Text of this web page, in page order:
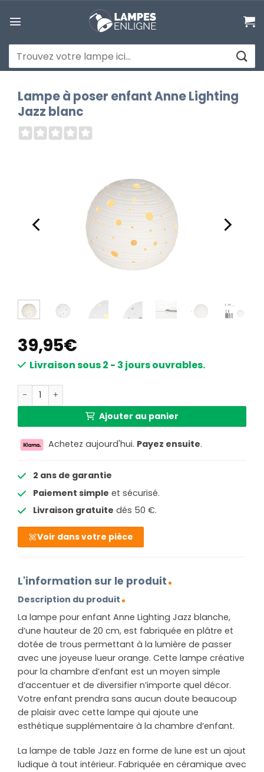
au
Recherche
pour :
Lampe à poser enfant Anne Lighting
Jazz blanc
39,95€
Livraison sous 2 - 3 jours ouvrables.
quantité de Lampe à poser enfant Anne Lighting Jazz
Ajouter au panier
Achetez aujourd'hui. Payez ensuite.
2 ans de garantie
Paiement simple et sécurisé.
Livraison gratuite dés 50 €.
Voir dans votre pièce
L'information sur le produit
Description du produit
La lampe pour enfant Anne Lighting Jazz blanche,
d’une hauteur de 20 cm, est fabriquée en plâtre et
dotée de trous permettant à la lumière de passer
avec une joyeuse lueur orange. Cette lampe créative
pour la chambre d’enfant est un moyen simple
d’accentuer et de diversifier n’importe quel décor.
Votre enfant prendra sans aucun doute beaucoup
de plaisir avec cette lampe qui ajoute une
esthétique supplémentaire à la chambre d’enfant.
La lampe de table Jazz en forme de lune est un ajout
ludique à tout intérieur. Fabriquée en céramique avec